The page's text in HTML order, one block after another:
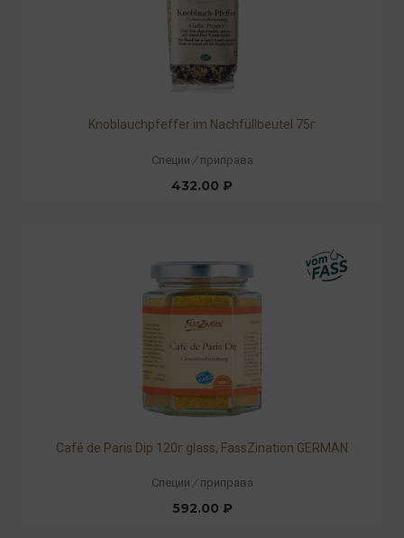
Knoblauchpfeffer im Nachfüllbeutel 75г
Специи / приправа
432.00 ₽
Café de Paris Dip 120г glass, FassZination GERMAN
Специи / приправа
592.00 ₽